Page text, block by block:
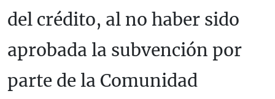
del crédito, al no haber sido
aprobada la subvención por
parte de la Comunidad